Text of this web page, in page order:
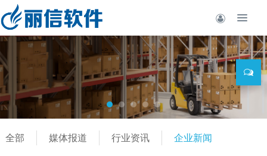
全部 媒体报道 行业资讯 企业新闻